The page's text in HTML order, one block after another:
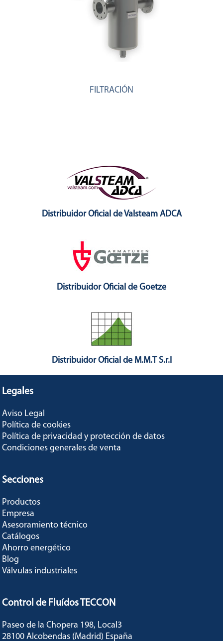
FILTRACIÓN
Distribuidor Oficial de Valsteam ADCA
Distribuidor Oficial de Goetze
Distribuidor Oficial de M.M.T S.r.l
Legales
Aviso Legal
Política de cookies
Política de privacidad y protección de datos
Condiciones generales de venta
Secciones
Productos
Empresa
Asesoramiento técnico
Catálogos
Ahorro energético
Blog
Válvulas industriales
Control de Fluídos TECCON
Paseo de la Chopera 198, Local3
28100 Alcobendas (Madrid) España